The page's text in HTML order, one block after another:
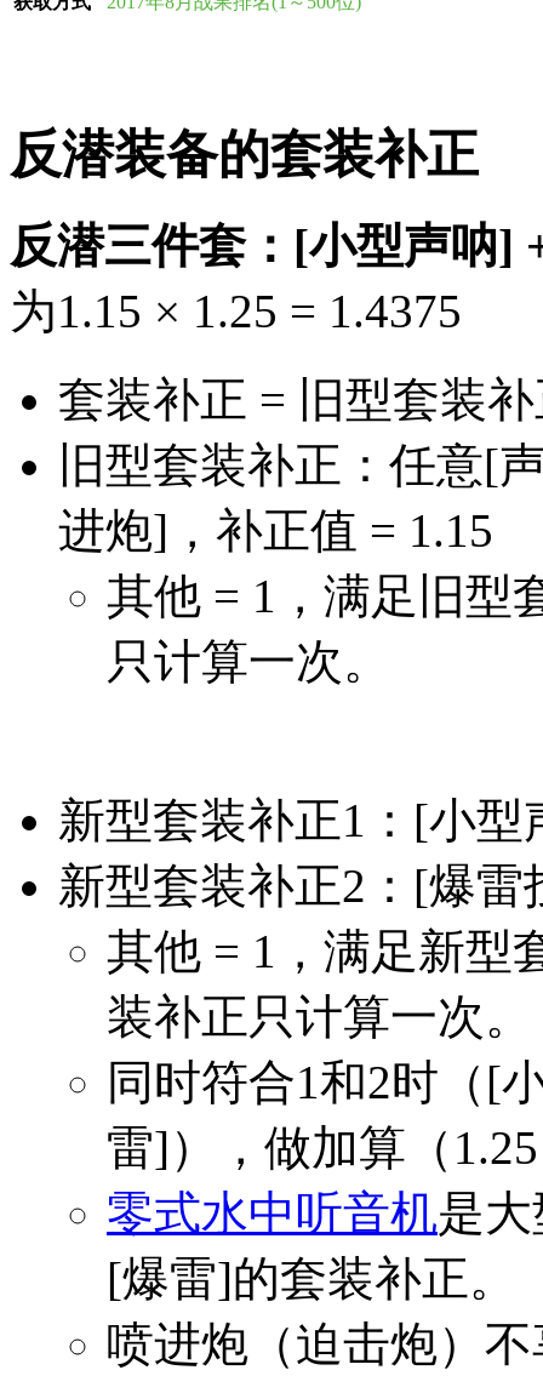
反潜装备的套装补正
反潜三件套：[小型声呐]
为1.15 × 1.25 = 1.4375
套装补正 = 旧型套装
旧型套装补正：任意[
进炮]，补正值 = 1.15
其他 = 1，满足旧型
只计算一次。
新型套装补正1：[小
新型套装补正2：[爆
其他 = 1，满足新型
装补正只计算一次。
同时符合1和2时（[
雷]），做加算（
零式水中听音机是
[爆雷]的套装补正。
喷进炮（迫击炮）